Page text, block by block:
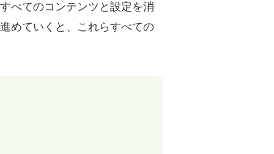
べてのコンテンツと設定を消
めていくと、これらすべての